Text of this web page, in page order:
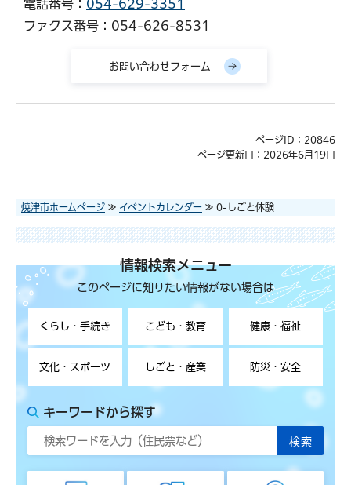
電話番号： 054-629-3351
ファクス番号：054-626-8531
ページID：20846
ページ更新日：2026年6月19日
焼津市ホームページ ≫ イベントカレンダー ≫ 0-しごと体験
情報検索メニュー
このページに知りたい情報がない場合は
くらし・手続き こども・教育 健康・福祉
文化・スポーツ しごと・産業 防災・安全
キーワードから探す